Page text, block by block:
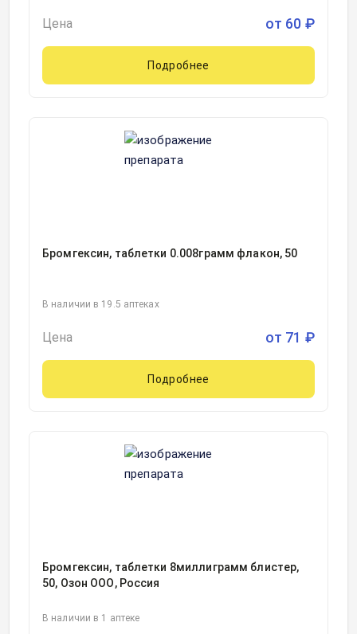
Цена от 60 ₽
Подробнее
Бромгексин, таблетки 0.008грамм флакон, 50
В наличии в 19.5 аптеках
Цена от 71 ₽
Подробнее
Бромгексин, таблетки 8миллиграмм блистер,
50, Озон ООО, Россия
В наличии в 1 аптеке